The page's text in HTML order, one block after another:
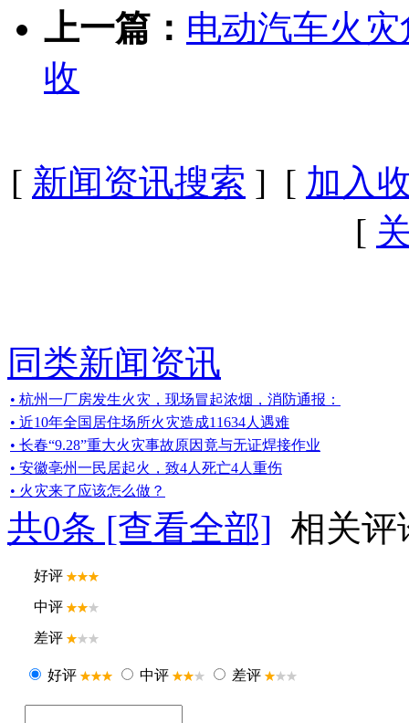
上一篇： 电动汽车火
收
[ 新闻资讯搜索 ] [ 加入
[
同类新闻资讯
• 杭州一厂房发生火灾，现场冒起浓烟，消防通报：
• 近10年全国居住场所火灾造成11634人遇难
• 长春“9.28”重大火灾事故原因竟与无证焊接作业
• 安徽亳州一民居起火，致4人死亡4人重伤
• 火灾来了应该怎么做？
共0条 [查看全部] 相关评